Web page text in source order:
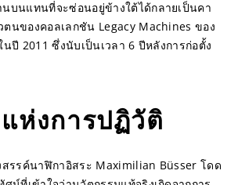
บนแทนที่จะซ่อนอยู่ข้างใต้ได้กลายเป็นคา
ตนของคอลเลกชัน Legacy Machines ของ
นปี 2011 ซึ่งนับเป็นเวลา 6 ปีหลังการก่อตั้ง
ห่งการปฏิวัติ
สรรค์นาฬิกาอิสระ Maximilian Büsser โดด